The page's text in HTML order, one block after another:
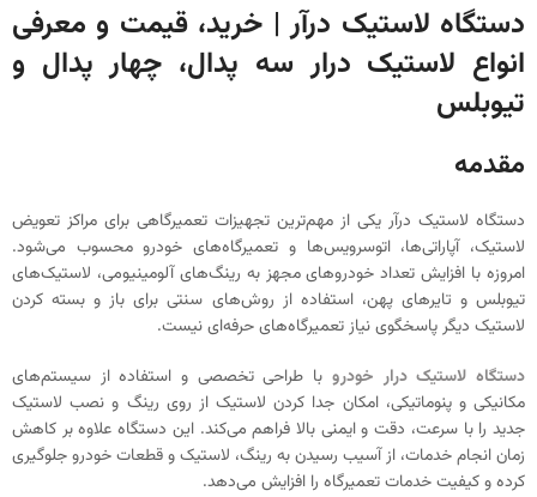
دستگاه لاستیک درآر | خرید، قیمت و معرفی
انواع لاستیک درار سه پدال، چهار پدال و
تیوبلس
مقدمه
دستگاه لاستیک درآر یکی از مهم‌ترین تجهیزات تعمیرگاهی برای مراکز تعویض
لاستیک، آپاراتی‌ها، اتوسرویس‌ها و تعمیرگاه‌های خودرو محسوب می‌شود.
امروزه با افزایش تعداد خودروهای مجهز به رینگ‌های آلومینیومی، لاستیک‌های
تیوبلس و تایرهای پهن، استفاده از روش‌های سنتی برای باز و بسته کردن
لاستیک دیگر پاسخگوی نیاز تعمیرگاه‌های حرفه‌ای نیست.
دستگاه لاستیک درار خودرو با طراحی تخصصی و استفاده از سیستم‌های
مکانیکی و پنوماتیکی، امکان جدا کردن لاستیک از روی رینگ و نصب لاستیک
جدید را با سرعت، دقت و ایمنی بالا فراهم می‌کند. این دستگاه علاوه بر کاهش
زمان انجام خدمات، از آسیب رسیدن به رینگ، لاستیک و قطعات خودرو جلوگیری
کرده و کیفیت خدمات تعمیرگاه را افزایش می‌دهد.